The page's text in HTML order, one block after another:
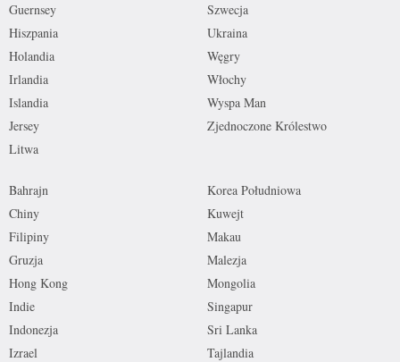
Guernsey
Hiszpania
Holandia
Irlandia
Islandia
Jersey
Litwa
Szwecja
Ukraina
Węgry
Włochy
Wyspa Man
Zjednoczone Królestwo
Bahrajn
Chiny
Filipiny
Gruzja
Hong Kong
Indie
Indonezja
Izrael
Korea Południowa
Kuwejt
Makau
Malezja
Mongolia
Singapur
Sri Lanka
Tajlandia